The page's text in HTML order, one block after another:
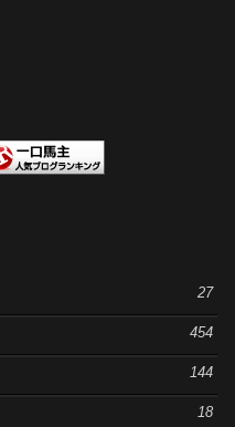
27
454
144
18